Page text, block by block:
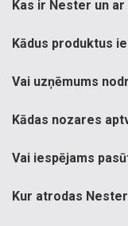
Kas ir Nester un
Kādus produktus
Vai uzņēmums
Kādas nozares
Vai iespējams
Kur atrodas